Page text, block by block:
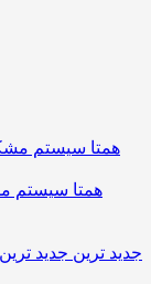
همتا سیستم
جدید ترین